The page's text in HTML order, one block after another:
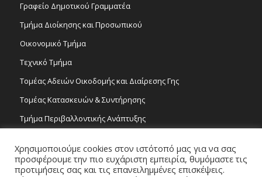
Γραφείο Δημοτικού Γραμματέα
Τμήμα Διοίκησης και Προσωπικού
Οικονομικό Τμήμα
Τεχνικό Τμήμα
Τομέας Αδειών Οικοδομής και Διαίρεσης Γης
Τομέας Κατασκευών & Συντήρησης
Τμήμα Περιβαλλοντικής Ανάπτυξης
Τομέας Γραμμάτων και Τεχνών
Χρησιμοποιούμε cookies στον ιστότοπό μας για να σας
προσφέρουμε την πιο ευχάριστη εμπειρία, θυμόμαστε τις
προτιμήσεις σας και τις επανειλημμένες επισκέψεις.